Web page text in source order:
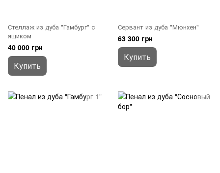
Стеллаж из дуба "Гамбург" с
ящиком
40 000 грн
Купить
Сервант из дуба "Мюнхен"
63 300 грн
Купить